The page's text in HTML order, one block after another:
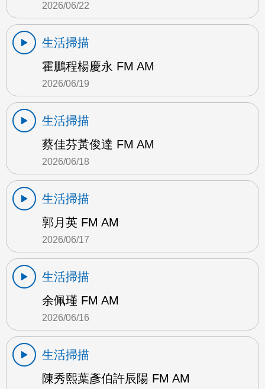
2026/06/22
生活掃描
霍鵬程楊慶永 FM AM
2026/06/19
生活掃描
蔡佳芬黃俊達 FM AM
2026/06/18
生活掃描
郭月英 FM AM
2026/06/17
生活掃描
余佩瑾 FM AM
2026/06/16
生活掃描
陳秀熙葉彥伯許辰陽 FM AM